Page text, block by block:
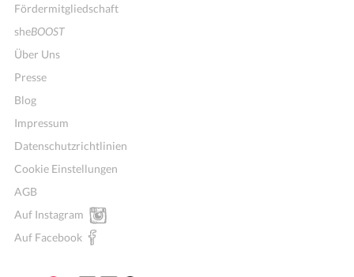
Fördermitgliedschaft
sheBOOST
Über Uns
Presse
Blog
Impressum
Datenschutzrichtlinien
Cookie Einstellungen
AGB
Auf Instagram
Auf Facebook